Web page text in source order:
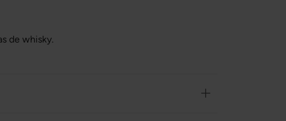
de whisky.